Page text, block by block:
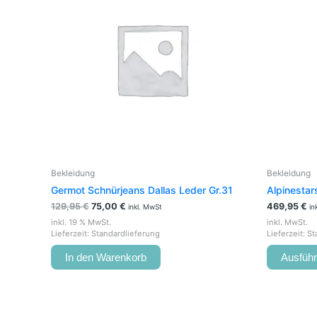
Bekleidung
Germot Schnürjeans Dallas Leder Gr.31
129,95€ 75,00 € inkl. MwSt
inkl. 19 % MwSt.
Lieferzeit: Standardlieferung
In den Warenkorb
Bekleidung
469,95 €
inkl. MwSt.
Lieferzeit: